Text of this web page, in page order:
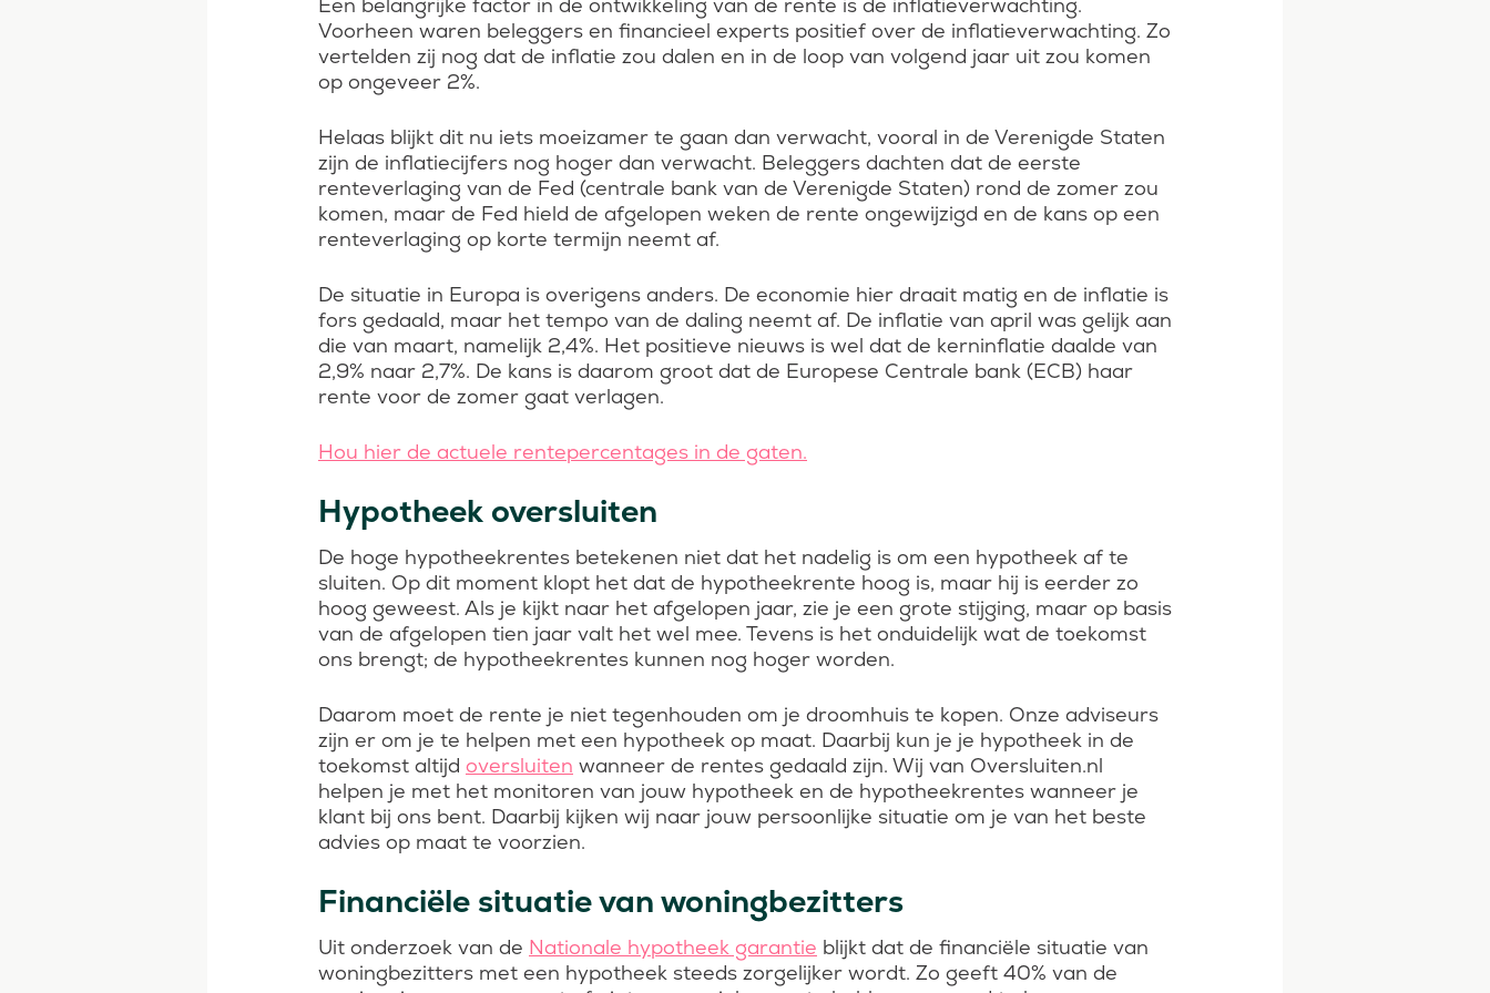
Voorheen waren beleggers en financieel experts positief over de inflatieverwachting. Zo
vertelden zij nog dat de inflatie zou dalen en in de loop van volgend jaar uit zou komen
op ongeveer 2%.
Helaas blijkt dit nu iets moeizamer te gaan dan verwacht, vooral in de Verenigde Staten
zijn de inflatiecijfers nog hoger dan verwacht. Beleggers dachten dat de eerste
renteverlaging van de Fed (centrale bank van de Verenigde Staten) rond de zomer zou
komen, maar de Fed hield de afgelopen weken de rente ongewijzigd en de kans op een
renteverlaging op korte termijn neemt af.
De situatie in Europa is overigens anders. De economie hier draait matig en de inflatie is
fors gedaald, maar het tempo van de daling neemt af. De inflatie van april was gelijk aan
die van maart, namelijk 2,4%. Het positieve nieuws is wel dat de kerninflatie daalde van
2,9% naar 2,7%. De kans is daarom groot dat de Europese Centrale bank (ECB) haar
rente voor de zomer gaat verlagen.
Hou hier de actuele rentepercentages in de gaten.
Hypotheek oversluiten
De hoge hypotheekrentes betekenen niet dat het nadelig is om een hypotheek af te
sluiten. Op dit moment klopt het dat de hypotheekrente hoog is, maar hij is eerder zo
hoog geweest. Als je kijkt naar het afgelopen jaar, zie je een grote stijging, maar op basis
van de afgelopen tien jaar valt het wel mee. Tevens is het onduidelijk wat de toekomst
ons brengt; de hypotheekrentes kunnen nog hoger worden.
Daarom moet de rente je niet tegenhouden om je droomhuis te kopen. Onze adviseurs
zijn er om je te helpen met een hypotheek op maat. Daarbij kun je je hypotheek in de
toekomst altijd oversluiten wanneer de rentes gedaald zijn. Wij van Oversluiten.nl
helpen je met het monitoren van jouw hypotheek en de hypotheekrentes wanneer je
klant bij ons bent. Daarbij kijken wij naar jouw persoonlijke situatie om je van het beste
advies op maat te voorzien.
Financiële situatie van woningbezitters
Uit onderzoek van de Nationale hypotheek garantie blijkt dat de financiële situatie van
woningbezitters met een hypotheek steeds zorgelijker wordt. Zo geeft 40% van de